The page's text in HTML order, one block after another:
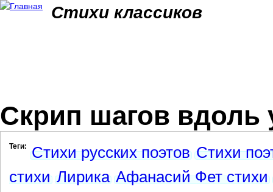
Стихи классиков
Скрип шагов вдоль
Теги: Стихи русских поэтов Стихи
стихи Лирика Афанасий Фет стихи